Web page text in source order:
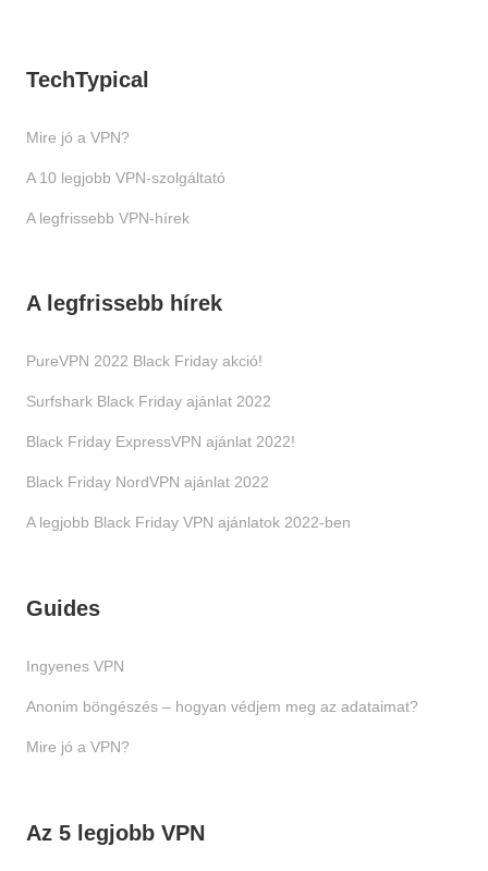
TechTypical
Mire jó a VPN?
A 10 legjobb VPN-szolgáltató
A legfrissebb VPN-hírek
A legfrissebb hírek
PureVPN 2022 Black Friday akció!
Surfshark Black Friday ajánlat 2022
Black Friday ExpressVPN ajánlat 2022!
Black Friday NordVPN ajánlat 2022
A legjobb Black Friday VPN ajánlatok 2022-ben
Guides
Ingyenes VPN
Anonim böngészés – hogyan védjem meg az adataimat?
Mire jó a VPN?
Az 5 legjobb VPN